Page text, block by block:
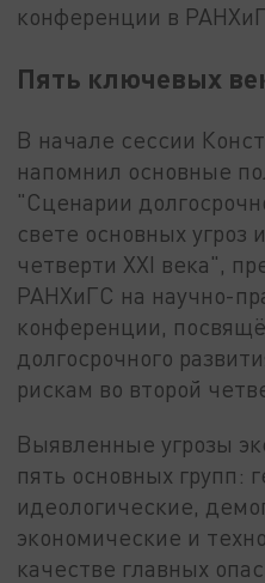
конференции в
Пять ключевых
В начале сессии
напомнил основные
"Сценарии
свете основных угроз
четверти XXI века",
РАНХиГС на научно-
конференции,
долгосрочного
рискам во второй
Выявленные угрозы
пять основных групп:
идеологические,
экономические и
качестве главных